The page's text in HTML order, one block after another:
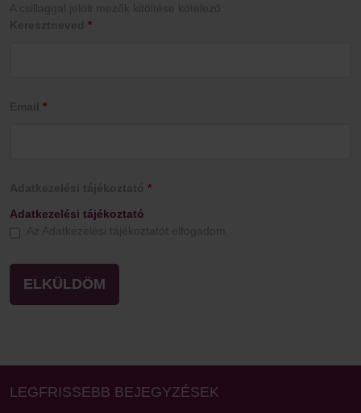
*
*
*
Adatkezelési tájékoztató
LEGFRISSEBB BEJEGYZÉSEK